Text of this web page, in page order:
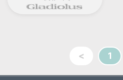
< 1